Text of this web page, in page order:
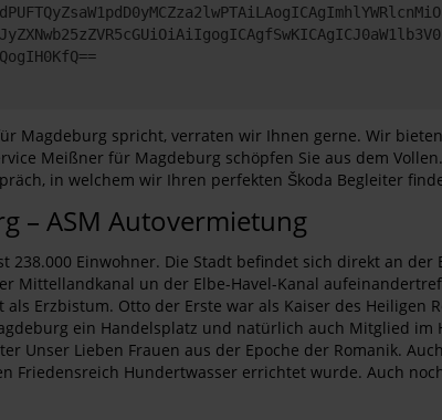
Magdeburg spricht, verraten wir Ihnen gerne. Wir
Meißner für Magdeburg schöpfen Sie aus dem
in welchem wir Ihren perfekten Škoda Begleiter
– ASM Autovermietung
Einwohner. Die Stadt befindet sich direkt an
Mittellandkanal un der Elbe-Havel-Kanal
Erzbistum. Otto der Erste war als Kaiser des Heiligen
ein Handelsplatz und natürlich auch Mitglied
Unser Lieben Frauen aus der Epoche der Romanik.
Friedensreich Hundertwasser errichtet wurde. Auch